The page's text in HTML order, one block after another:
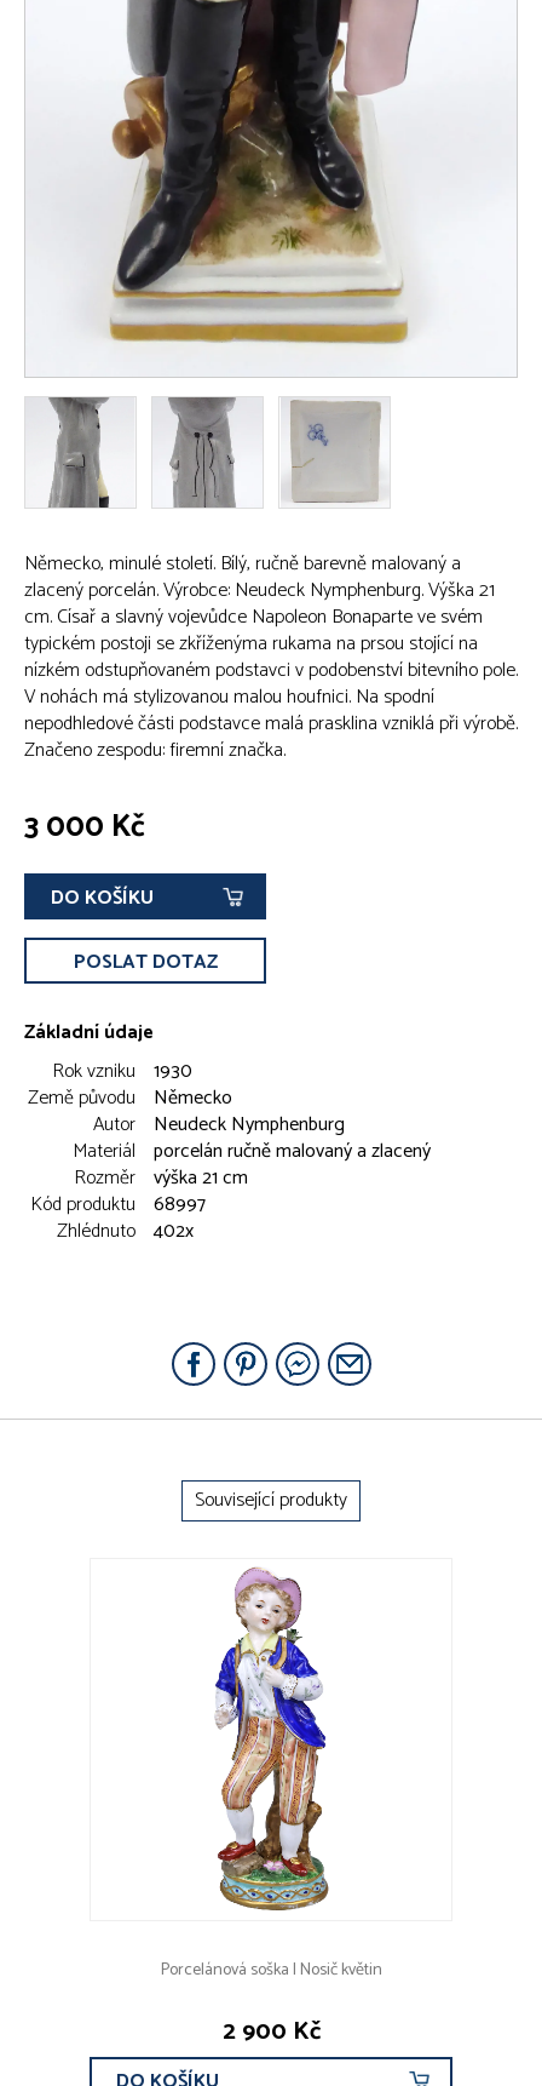
Německo, minulé století. Bílý, ručně barevně malovaný a
zlacený porcelán. Výrobce: Neudeck Nymphenburg. Výška 21
cm. Císař a slavný vojevůdce Napoleon Bonaparte ve svém
typickém postoji se zkříženýma rukama na prsou stojící na
nízkém odstupňovaném podstavci v podobenství bitevního pole.
V nohách má stylizovanou malou houfnici. Na spodní
nepodhledové části podstavce malá prasklina vzniklá při výrobě.
Značeno zespodu: firemní značka.
3 000 Kč
DO KOŠÍKU
POSLAT DOTAZ
Základní údaje
Rok vzniku 1930
Země původu
Německo
Autor Neudeck Nymphenburg
Materiál porcelán ručně malovaný a zlacený
Rozměr výška 21 cm
Kód produktu 68997
Zhlédnuto 402x
Související produkty
Porcelánová soška | Nosič květin
2 900 Kč